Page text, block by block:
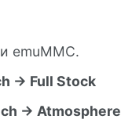
emuMMC.
-> Full Stock
-> Atmosphere